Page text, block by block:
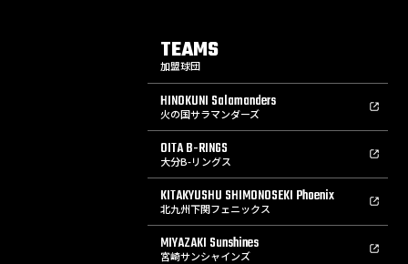
TEAMS
加盟球団
HINOKUNI Salamanders
火の国サラマンダーズ
OITA B-RINGS
大分B-リングス
KITAKYUSHU SHIMONOSEKI Phoenix
北九州下関フェニックス
MIYAZAKI Sunshines
宮崎サンシャインズ